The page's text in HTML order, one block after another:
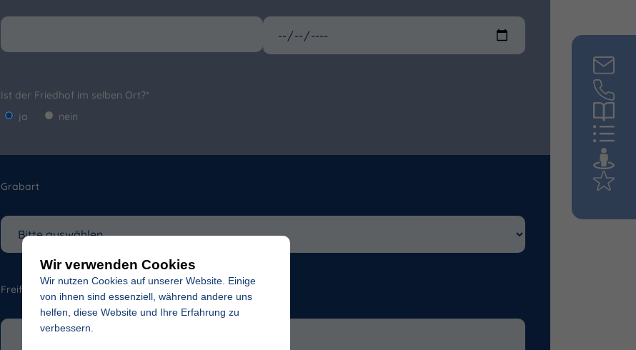
Ist der Friedhof im selben Ort?*
ja
nein
Grabart
Freifeld für evtl. Anmerkungen
Wir verwenden Cookies
Wir nutzen Cookies auf unserer Website. Einige
von ihnen sind essenziell, während andere uns
helfen, diese Website und Ihre Erfahrung zu
verbessern.